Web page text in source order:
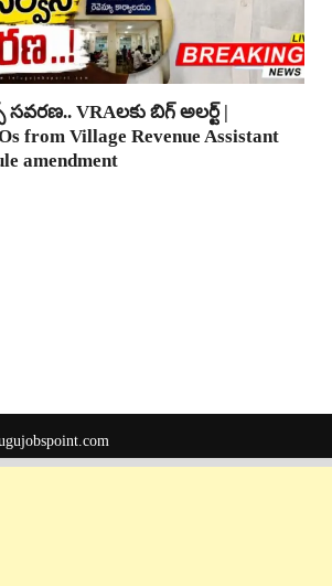
సవరణ.. VRAలకు బిగ్ అలర్ట్ |
from Village Revenue Assistant
amendment